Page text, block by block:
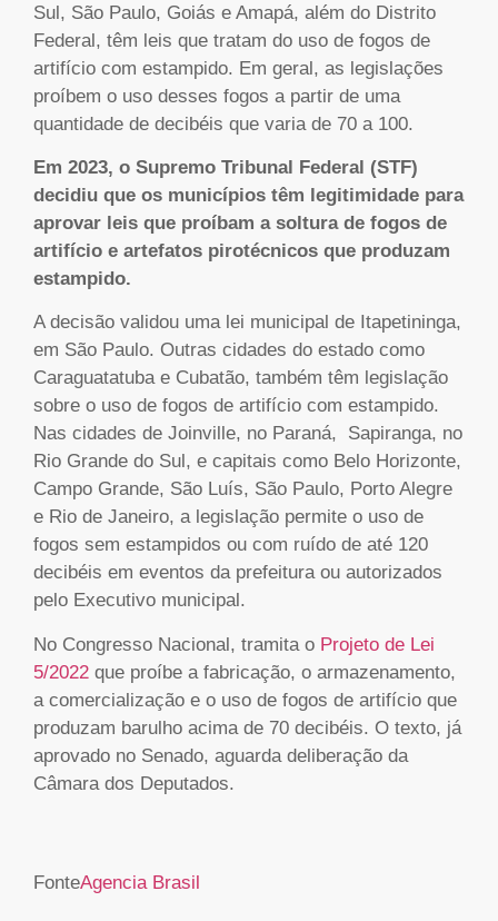
Sul, São Paulo, Goiás e Amapá, além do Distrito
Federal, têm leis que tratam do uso de fogos de
artifício com estampido. Em geral, as legislações
proíbem o uso desses fogos a partir de uma
quantidade de decibéis que varia de 70 a 100.
Em 2023, o Supremo Tribunal Federal (STF)
decidiu que os municípios têm legitimidade para
aprovar leis que proíbam a soltura de fogos de
artifício e artefatos pirotécnicos que produzam
estampido.
A decisão validou uma lei municipal de Itapetininga,
em São Paulo. Outras cidades do estado como
Caraguatatuba e Cubatão, também têm legislação
sobre o uso de fogos de artifício com estampido.
Nas cidades de Joinville, no Paraná, Sapiranga, no
Rio Grande do Sul, e capitais como Belo Horizonte,
Campo Grande, São Luís, São Paulo, Porto Alegre
e Rio de Janeiro, a legislação permite o uso de
fogos sem estampidos ou com ruído de até 120
decibéis em eventos da prefeitura ou autorizados
pelo Executivo municipal.
No Congresso Nacional, tramita o Projeto de Lei
5/2022 que proíbe a fabricação, o armazenamento,
a comercialização e o uso de fogos de artifício que
produzam barulho acima de 70 decibéis. O texto, já
aprovado no Senado, aguarda deliberação da
Câmara dos Deputados.
FonteAgencia Brasil